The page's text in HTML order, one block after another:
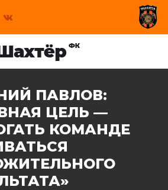
ПАВЛОВ:
ЦЕЛЬ —
КОМАНДЕ